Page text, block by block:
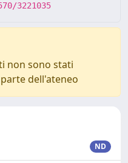
3221035
non sono stati
dell'ateneo
ND